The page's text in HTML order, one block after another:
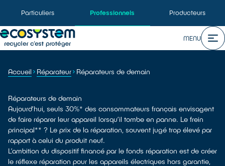
Particuliers Professionnels Producteurs
MENU
Accueil Réparateur Réparateurs de demain
Réparateurs de demain
Aujourd’hui, seuls 30%* des consommateurs français envisagent
de faire réparer leur appareil lorsqu’il tombe en panne. Le frein
principal** ? Le prix de la réparation, souvent jugé trop élevé par
rapport à celui du produit neuf.
L’ambition du dispositif financé par le fonds réparation est de créer
le réflexe réparation pour les appareils électriques hors garantie,